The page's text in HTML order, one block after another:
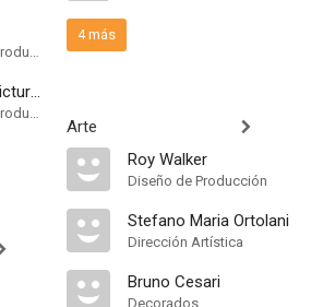
Compañía de Produccion
Paramount Pictures
Compañía de Produccion
4 más
Arte
Roy Walker
Diseño de Producción
Stefano Maria Ortolani
Dirección Artística
Bruno Cesari
Decorados